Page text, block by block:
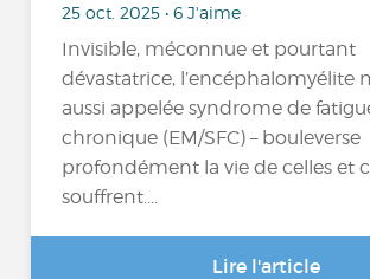
25 oct. 2025 • 6 J'aime
Invisible, méconnue et pourtant
dévastatrice, l’encéphalomyélite
aussi appelée syndrome de
chronique (EM/SFC) – bouleverse
profondément la vie de celles et
souffrent....
Lire l'article